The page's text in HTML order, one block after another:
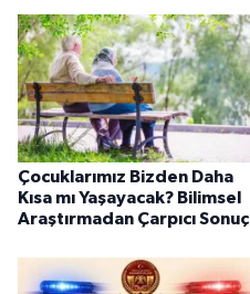
Çocuklarımız Bizden Daha
Kısa mı Yaşayacak? Bilimsel
Araştırmadan Çarpıcı Sonuç